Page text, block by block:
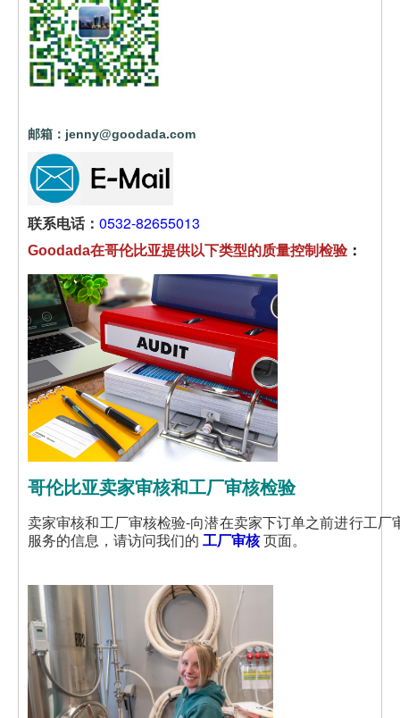
邮箱：jenny@goodada.com
联系电话： 0532-82655013
Goodada在哥伦比亚提供以下类型的质量控制检验：
哥伦比亚卖家审核和工厂审核检验
卖家审核和工厂审核检验-向潜在卖家下订单之前进行工
服务的信息，请访问我们的 工厂审核页面。